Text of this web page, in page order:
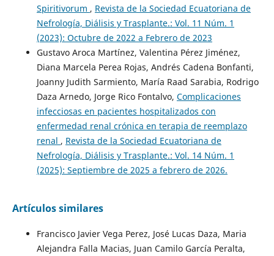
Spiritivorum , Revista de la Sociedad Ecuatoriana de
Nefrología, Diálisis y Trasplante.: Vol. 11 Núm. 1
(2023): Octubre de 2022 a Febrero de 2023
Gustavo Aroca Martínez, Valentina Pérez Jiménez,
Diana Marcela Perea Rojas, Andrés Cadena Bonfanti,
Joanny Judith Sarmiento, María Raad Sarabia, Rodrigo
Daza Arnedo, Jorge Rico Fontalvo, Complicaciones
infecciosas en pacientes hospitalizados con
enfermedad renal crónica en terapia de reemplazo
renal , Revista de la Sociedad Ecuatoriana de
Nefrología, Diálisis y Trasplante.: Vol. 14 Núm. 1
(2025): Septiembre de 2025 a febrero de 2026.
Artículos similares
Francisco Javier Vega Perez, José Lucas Daza, Maria
Alejandra Falla Macias, Juan Camilo García Peralta,